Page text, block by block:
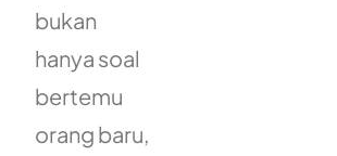
bukan
hanya soal
bertemu
orang baru,